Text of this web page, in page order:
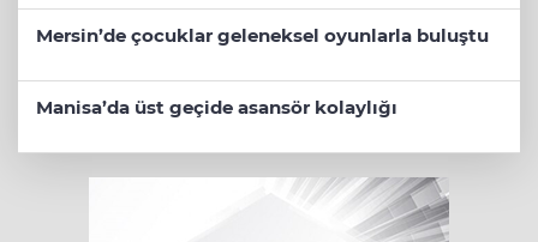
Mersin’de çocuklar geleneksel oyunlarla buluştu
Manisa’da üst geçide asansör kolaylığı